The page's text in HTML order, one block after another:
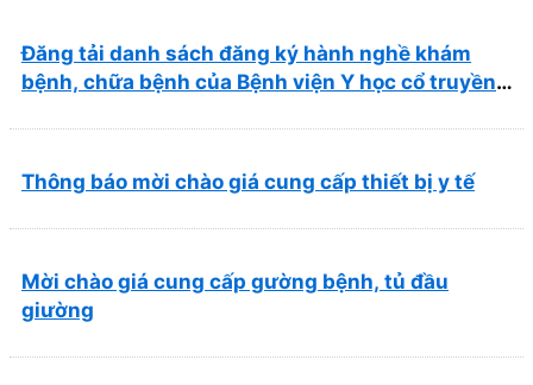
Đăng tải danh sách đăng ký hành nghề khám
bệnh, chữa bệnh của Bệnh viện Y học cổ truyền
Thông báo mời chào giá cung cấp thiết bị y tế
Mời chào giá cung cấp gường bệnh, tủ đầu
giường